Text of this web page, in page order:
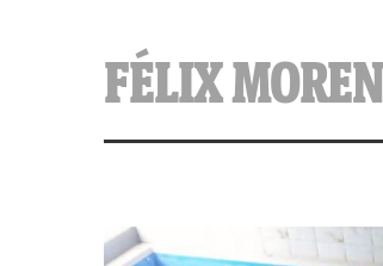
FÉLIX